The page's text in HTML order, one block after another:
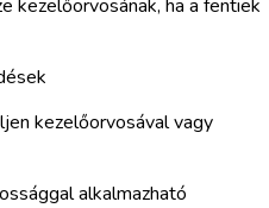
kezelőorvosának, ha a fentiek
kezelőorvosával vagy
alkalmazható